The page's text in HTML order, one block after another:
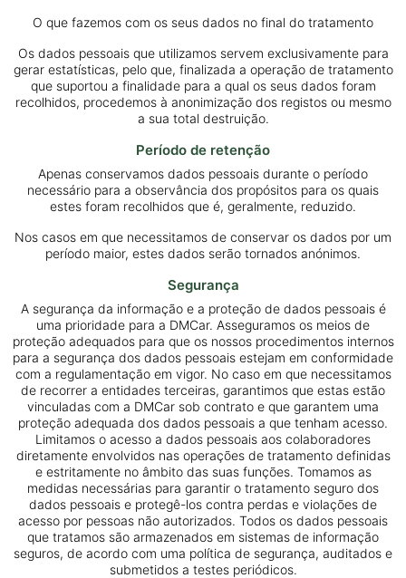
O que fazemos com os seus dados no final do tratamento
Os dados pessoais que utilizamos servem exclusivamente para
gerar estatísticas, pelo que, finalizada a operação de tratamento
que suportou a finalidade para a qual os seus dados foram
recolhidos, procedemos à anonimização dos registos ou mesmo
a sua total destruição.
Período de retenção
Apenas conservamos dados pessoais durante o período
necessário para a observância dos propósitos para os quais
estes foram recolhidos que é, geralmente, reduzido.
Nos casos em que necessitamos de conservar os dados por um
período maior, estes dados serão tornados anónimos.
Segurança
A segurança da informação e a proteção de dados pessoais é
uma prioridade para a DMCar. Asseguramos os meios de
proteção adequados para que os nossos procedimentos internos
para a segurança dos dados pessoais estejam em conformidade
com a regulamentação em vigor. No caso em que necessitamos
de recorrer a entidades terceiras, garantimos que estas estão
vinculadas com a DMCar sob contrato e que garantem uma
proteção adequada dos dados pessoais a que tenham acesso.
Limitamos o acesso a dados pessoais aos colaboradores
diretamente envolvidos nas operações de tratamento definidas
e estritamente no âmbito das suas funções. Tomamos as
medidas necessárias para garantir o tratamento seguro dos
dados pessoais e protegê-los contra perdas e violações de
acesso por pessoas não autorizados. Todos os dados pessoais
que tratamos são armazenados em sistemas de informação
seguros, de acordo com uma política de segurança, auditados e
submetidos a testes periódicos.